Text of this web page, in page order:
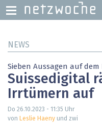
zumNEWS
Sieben Aussagen auf
Suissedigital
Irrtümern auf
Do 26.10.2023 - 11:35 Uhr
von Leslie Haeny und zwi